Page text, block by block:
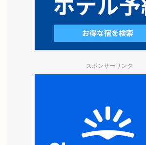
スポンサーリンク